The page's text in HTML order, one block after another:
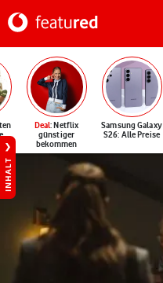
Deal: Netflix
günstiger
bekommen
Samsung Galaxy
S26: Alle Preise
INHALT